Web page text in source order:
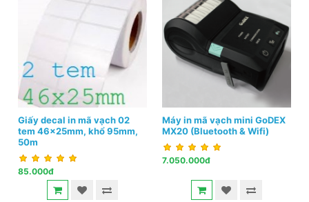
Giấy decal in mã vạch 02
tem 46x25mm, khổ 95mm,
50m
85.000đ
Máy in mã vạch mini GoDEX
MX20 (Bluetooth & Wifi)
7.050.000đ